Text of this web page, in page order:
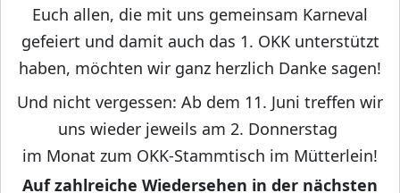
Euch allen, die mit uns gemeinsam Karneval
gefeiert und damit auch das 1. OKK unterstützt
haben, möchten wir ganz herzlich Danke sagen!
Und nicht vergessen: Ab dem 11. Juni treffen wir
uns wieder jeweils am 2. Donnerstag
im Monat zum OKK-Stammtisch im Mütterlein!
Auf zahlreiche Wiedersehen in der nächsten